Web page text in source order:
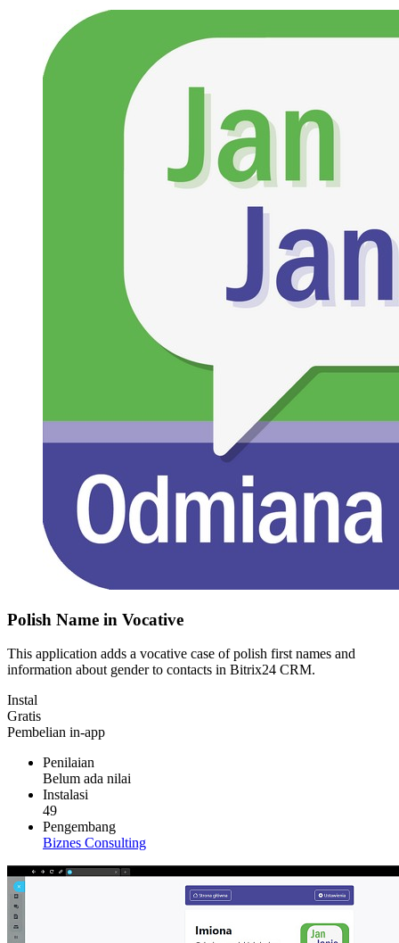
Polish Name in Vocative
This application adds a vocative case of polish first names and
information about gender to contacts in Bitrix24 CRM.
Instal
Gratis
Pembelian in-app
Penilaian
Belum ada nilai
Instalasi
49
Pengembang
Biznes Consulting